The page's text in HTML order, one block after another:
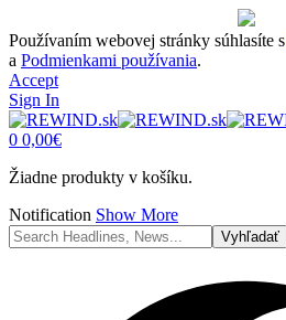
Používaním webovej stránky súhlasíte s
a Podmienkami používania.
Accept
Sign In
0 0,00€
Žiadne produkty v košíku.
Notification Show More